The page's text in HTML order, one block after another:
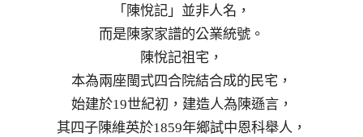
「陳悅記」並非人名，
而是陳家家譜的公業統號。
陳悅記祖宅，
本為兩座閩式四合院結合成的民宅，
始建於19世紀初，建造人為陳遜言，
其四子陳維英於1859年鄉試中恩科舉人，